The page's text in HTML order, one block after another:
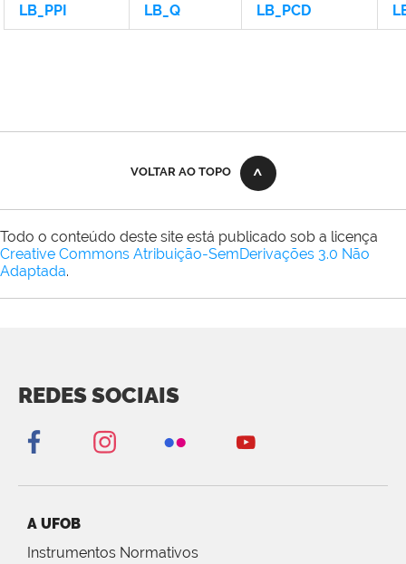
LB_PPI
LB_Q LB_PCD
VOLTAR AO TOPO
Todo o conteúdo deste site está publicado sob a licença
Creative Commons Atribuição-SemDerivações 3.0 Não
Adaptada.
REDES SOCIAIS
A UFOB
Instrumentos Normativos